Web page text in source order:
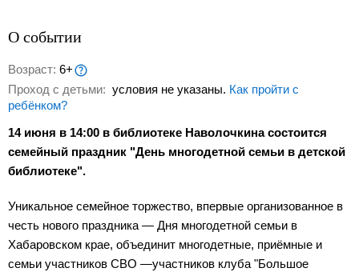
О событии
Возраст: 6+
Проход с детьми: условия не указаны. Как пройти с
ребёнком?
14 июня в 14:00 в библиотеке Наволочкина состоится
семейный праздник "День многодетной семьи в детской
библиотеке".
Уникальное семейное торжество, впервые организованное в
честь нового праздника — Дня многодетной семьи в
Хабаровском крае, объединит многодетные, приёмные и
семьи участников СВО —участников клуба "Большое